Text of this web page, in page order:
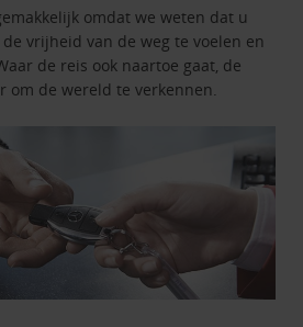
omdat we weten dat u
vrijheid van de weg te voelen en
de reis ook naartoe gaat, de
om de wereld te verkennen.